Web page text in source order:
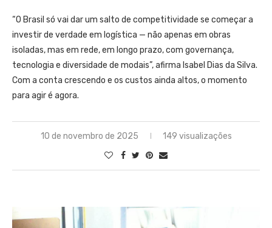
“O Brasil só vai dar um salto de competitividade se começar a
investir de verdade em logística — não apenas em obras
isoladas, mas em rede, em longo prazo, com governança,
tecnologia e diversidade de modais”, afirma Isabel Dias da Silva.
Com a conta crescendo e os custos ainda altos, o momento
para agir é agora.
10 de novembro de 2025 149 visualizações